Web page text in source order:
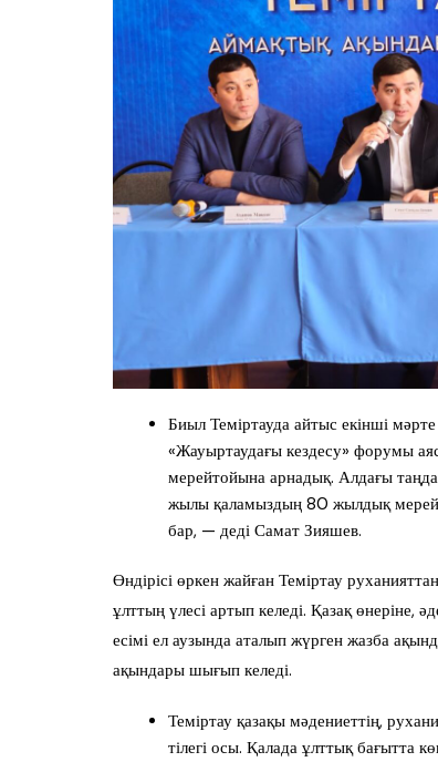
Биыл Теміртауда айтыс екінші
«Жауыртаудағы кездесу» форумы
мерейтойына арнадық. Алдағы
жылы қаламыздың 80 жылдық
бар, — деді Самат Зияшев.
Өндірісі өркен жайған Теміртау
ұлттың үлесі артып келеді. Қазақ өнеріне,
есімі ел аузында аталып жүрген жазба
ақындары шығып келеді.
Теміртау қазақы мәдениеттің,
тілегі осы. Қалада ұлттық бағытта